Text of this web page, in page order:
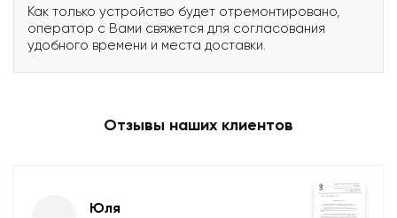
Как только устройство будет отремонтировано,
оператор с Вами свяжется для согласования
удобного времени и места доставки.
Отзывы наших клиентов
Юля